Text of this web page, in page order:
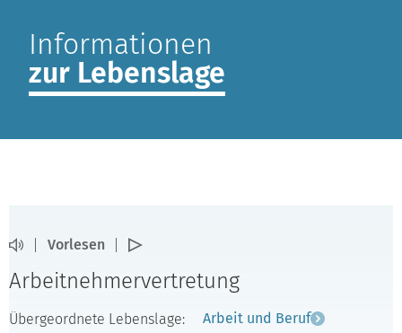
Informationen
zur Lebenslage
Vorlesen
Arbeitnehmervertretung
Übergeordnete Lebenslage: Arbeit und Beruf